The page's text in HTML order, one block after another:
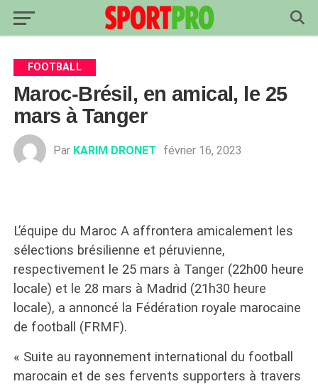
FOOTBALL
Maroc-Brésil, en amical, le 25
mars à Tanger
Par KARIM DRONET février 16, 2023
L’équipe du Maroc A affrontera amicalement les
sélections brésilienne et péruvienne,
respectivement le 25 mars à Tanger (22h00 heure
locale) et le 28 mars à Madrid (21h30 heure
locale), a annoncé la Fédération royale marocaine
de football (FRMF).
« Suite au rayonnement international du football
marocain et de ses fervents supporters à travers